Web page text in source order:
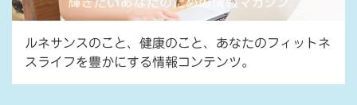
ルネサンスのこと、健康のこと、あなたのフィットネ
スライフを豊かにする情報コンテンツ。